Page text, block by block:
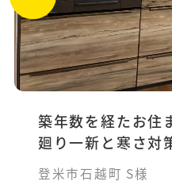
築年数を経たお住
廻り一新と寒さ対
登米市石越町 S様